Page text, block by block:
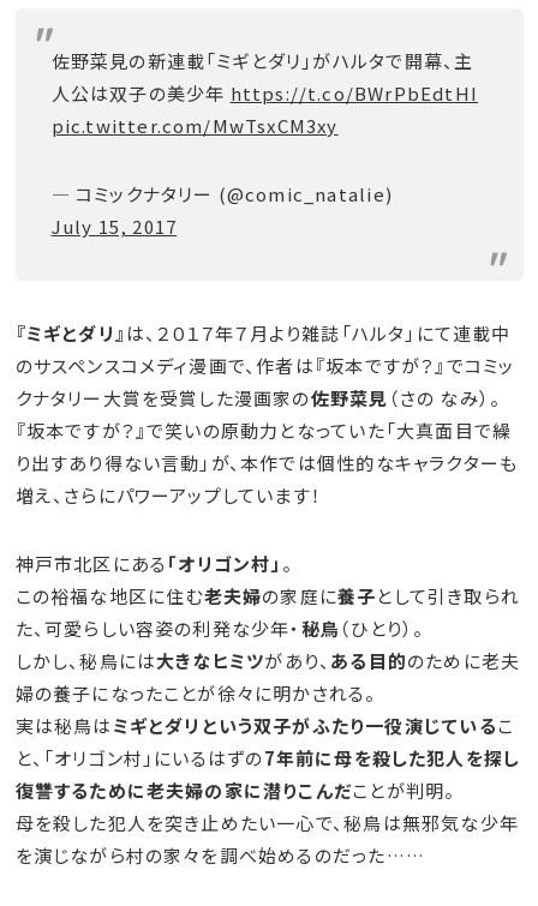
佐野菜見の新連載「ミギとダリ」がハルタで開幕、主
人公は双子の美少年 https://t.co/BWrPbEdtHI
pic.twitter.com/MwTsxCM3xy
— コミックナタリー (@comic_natalie)
July 15, 2017
『ミギとダリ』 は、２０１７年７月より雑誌「ハルタ」にて連載中
のサスペンスコメディ漫画で、作者は『坂本ですが？』でコミッ
クナタリー大賞を受賞した漫画家の佐野菜見 （さの なみ）。
『坂本ですが？』で笑いの原動力となっていた「大真面目で繰
り出すあり得ない言動」が、本作では個性的なキャラクターも
増え、さらにパワーアップしています！
神戸市北区にある 「オリゴン村」 。
この裕福な地区に住む老夫婦の家庭に養子として引き取られ
た、可愛らしい容姿の利発な少年・ 秘鳥 （ひとり）。
しかし、秘鳥には大きなヒミツがあり、 ある目的のために老夫
婦の養子になったことが徐々に明かされる。
実は秘鳥はミギとダリという双子がふたり一役演じているこ
と、「オリゴン村」にいるはずの7年前に母を殺した犯人を探し
復讐するために老夫婦の家に潜りこんだことが判明。
母を殺した犯人を突き止めたい一心で、秘鳥は無邪気な少年
を演じながら村の家々を調べ始めるのだった……